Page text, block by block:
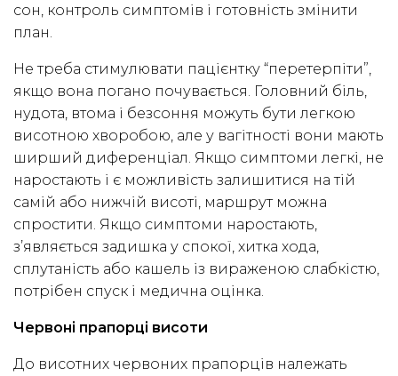
сон, контроль симптомів і готовність змінити
план.
Не треба стимулювати пацієнтку “перетерпіти”,
якщо вона погано почувається. Головний біль,
нудота, втома і безсоння можуть бути легкою
висотною хворобою, але у вагітності вони мають
ширший диференціал. Якщо симптоми легкі, не
наростають і є можливість залишитися на тій
самій або нижчій висоті, маршрут можна
спростити. Якщо симптоми наростають,
з’являється задишка у спокої, хитка хода,
сплутаність або кашель із вираженою слабкістю,
потрібен спуск і медична оцінка.
Червоні прапорці висоти
До висотних червоних прапорців належать